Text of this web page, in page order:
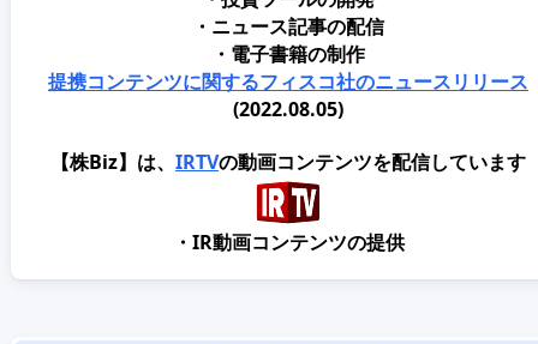
・ニュース記事の配信
・電子書籍の制作
提携コンテンツに関するフィスコ社のニュースリリース
(2022.08.05)
【株Biz】は、 IRTVの動画コンテンツを配信しています
・IR動画コンテンツの提供